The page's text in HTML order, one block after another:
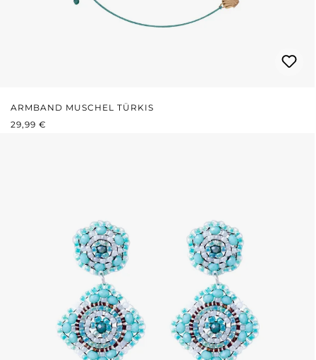
ARMBAND MUSCHEL TÜRKIS
REGULÄRER PREIS:
29,99 €